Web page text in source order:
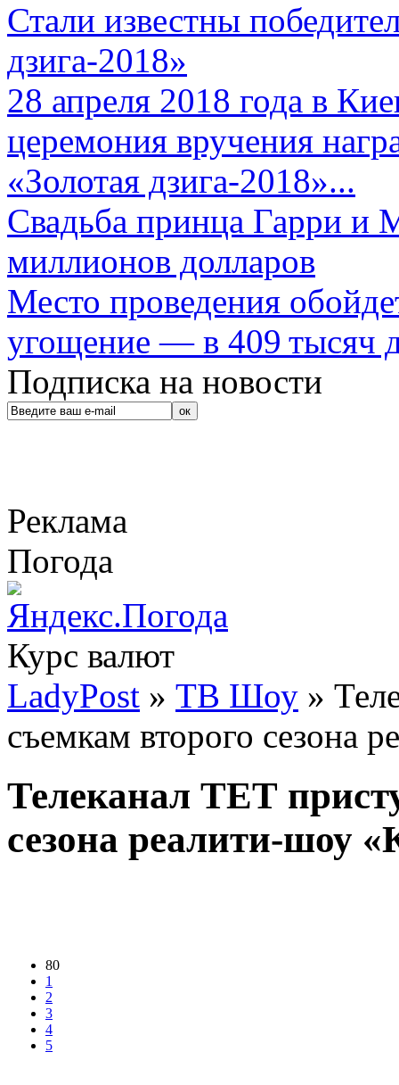
Стали известны
дзига-2018»
28 апреля 2018 года в
церемония вручения
«Золотая дзига-2018»...
Свадьба принца Гарри и
миллионов долларов
Место проведения
угощение — в 409 тысяч
Подписка на новости
Реклама
Погода
Курс валют
LadyPost » ТВ Шоу »
съемкам второго сезона
Телеканал ТЕТ
сезона реалити-шоу
80
1
2
3
4
5